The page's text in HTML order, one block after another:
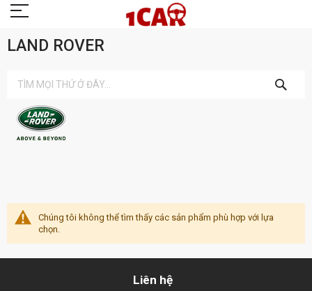
LAND ROVER
KIẾM
Chúng tôi không thể tìm thấy các sản phẩm phù hợp với lựa
chọn.
Liên hệ